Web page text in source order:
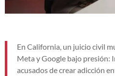
En California, un juicio civil
Meta y Google bajo presión:
acusados de crear adicción